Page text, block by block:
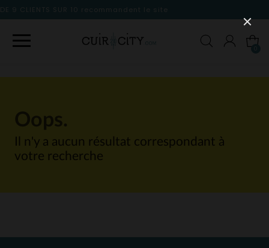
le site
Il n'y a aucun résultat correspondant à
votre recherche